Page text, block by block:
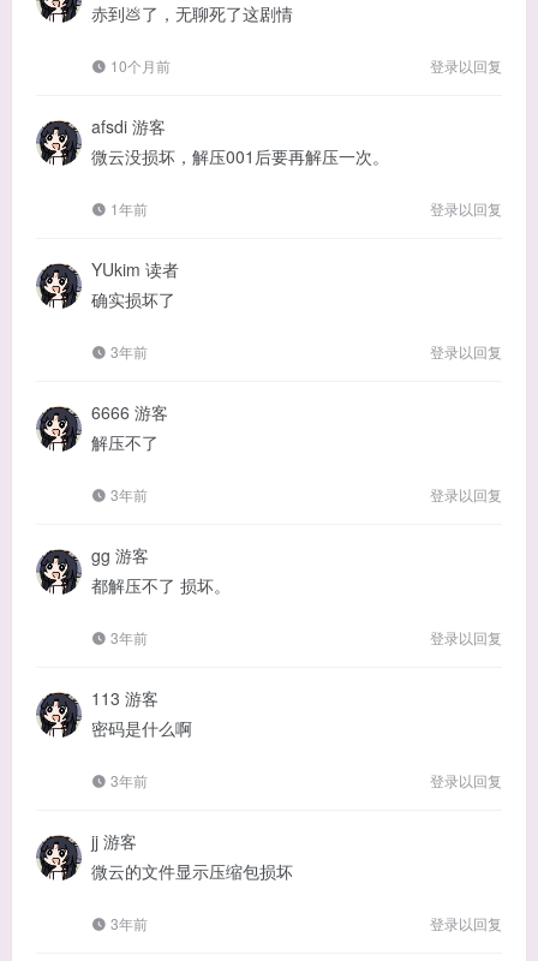
赤到💩了，无聊死了这剧情
10个月前 登录以回复
afsdi 游客
微云没损坏，解压001后要再解压一次。
1年前 登录以回复
YUkim 读者
确实损坏了
3年前 登录以回复
6666 游客
解压不了
3年前 登录以回复
gg 游客
都解压不了 损坏。
3年前 登录以回复
113 游客
密码是什么啊
3年前 登录以回复
jj 游客
微云的文件显示压缩包损坏
3年前 登录以回复